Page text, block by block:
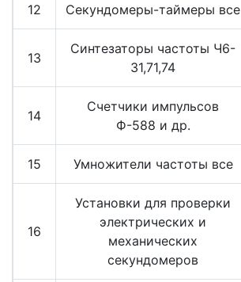
12 Секундомеры-таймеры все
13
Синтезаторы частоты Ч6-
31,71,74
14
Счетчики импульсов
Ф-588 и др.
15 Умножители частоты все
16
Установки для проверки
электрических и
механических
секундомеров